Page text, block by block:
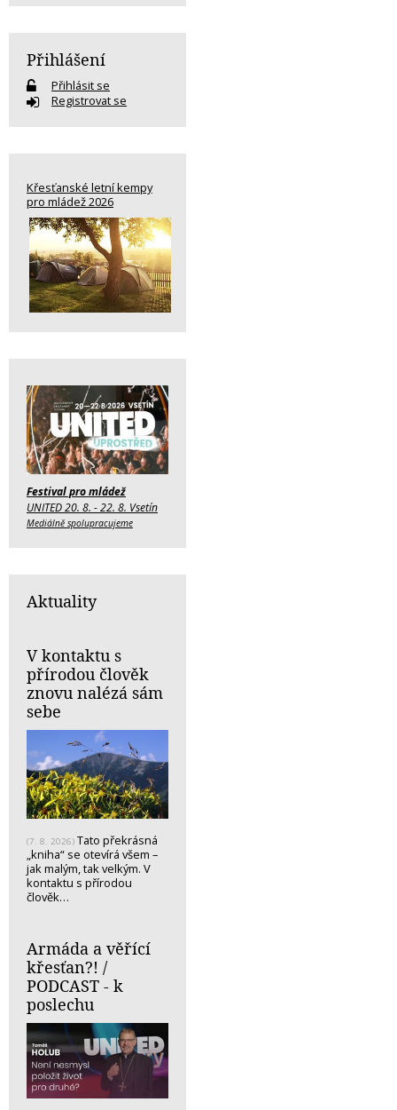
Přihlášení
Přihlásit se
Registrovat se
Křesťanské letní kempy
pro mládež 2026
Festival pro mládež
UNITED 20. 8. - 22. 8. Vsetín
Mediálně spolupracujeme
Aktuality
V kontaktu s
přírodou člověk
znovu nalézá sám
sebe
(7. 8. 2026) Tato překrásná
„kniha“ se otevírá všem –
jak malým, tak velkým. V
kontaktu s přírodou
člověk…
Armáda a věřící
křesťan?! /
PODCAST - k
poslechu